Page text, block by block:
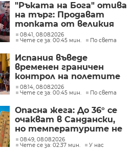
"Ръката на Бога" отива
на търг: Продават
топката от великия
гол на Марадона
08:41, 08.08.2026
Чете се за: 00:45 мин.
По света
Испания въведе
временен граничен
контрол на полетите
и корабите
пристигащи от
08:14, 08.08.2026
Чете се за: 00:45 мин.
По света
Опасна жега: До 36° се
очакват в Сандански,
но температурите не
са рекордни
08:49, 08.08.2026
Чете се за: 02:37 мин.
У нас